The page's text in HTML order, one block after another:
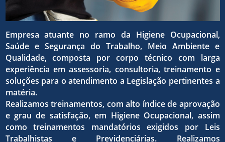
para o
dos
da
Empresa atuante no ramo da Higiene Ocupacional,
Saúde e Segurança do Trabalho, Meio Ambiente e
Qualidade, composta por corpo técnico com larga
experiência em assessoria, consultoria, treinamento e
soluções para o atendimento a Legislação pertinentes a
matéria.
Realizamos treinamentos, com alto índice de aprovação
e grau de satisfação, em Higiene Ocupacional, assim
como treinamentos mandatórios exigidos por Leis
Trabalhistas e Previdenciárias. Realizamos